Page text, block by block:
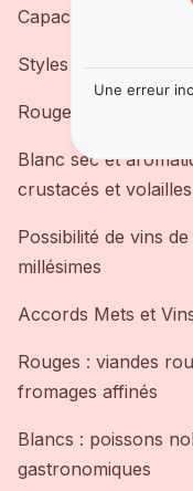
Capacité de garde :
Styles de Vins
Rouge sec et
Blanc sec et
crustacés et volailles
Possibilité de vins
millésimes
Accords Mets et
Rouges : viandes
fromages affinés
Blancs : poissons
gastronomiques
Une erreur